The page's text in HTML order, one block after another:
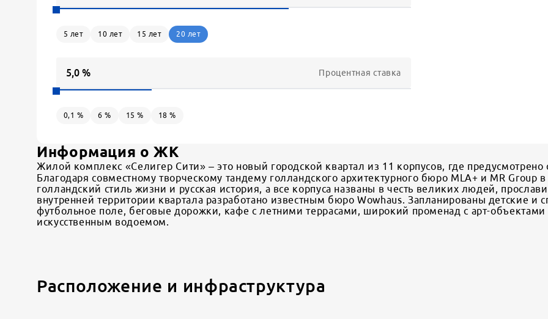
5 лет 10 лет 15 лет 20 лет
Процентная ставка
0,1 % 6 % 15 % 18 %
Информация о ЖК
Жилой комплекс «Селигер Сити» – это новый городской квартал из 11 корпусов, где предусмотрено
Благодаря совместному творческому тандему голландского архитектурного бюро MLA+ и MR
голландский стиль жизни и русская история, а все корпуса названы в честь великих людей,
внутренней территории квартала разработано известным бюро Wowhaus. Запланированы детские и
футбольное поле, беговые дорожки, кафе с летними террасами, широкий променад с арт-объектами
искусственным водоемом.
Расположение и инфраструктура